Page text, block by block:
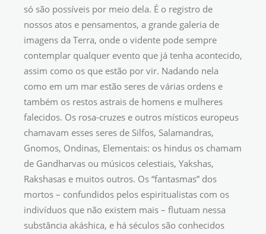
só são possíveis por meio dela. É o registro de
nossos atos e pensamentos, a grande galeria de
imagens da Terra, onde o vidente pode sempre
contemplar qualquer evento que já tenha acontecido,
assim como os que estão por vir. Nadando nela
como em um mar estão seres de várias ordens e
também os restos astrais de homens e mulheres
falecidos. Os rosa-cruzes e outros místicos europeus
chamavam esses seres de Silfos, Salamandras,
Gnomos, Ondinas, Elementais: os hindus os chamam
de Gandharvas ou músicos celestiais, Yakshas,
Rakshasas e muitos outros. Os “fantasmas” dos
mortos – confundidos pelos espiritualistas com os
indivíduos que não existem mais – flutuam nessa
substância akáshica, e há séculos são conhecidos